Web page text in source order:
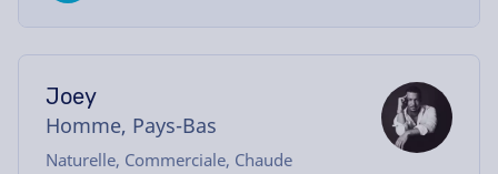
Joey
Homme, Pays-Bas
Naturelle, Commerciale, Chaude